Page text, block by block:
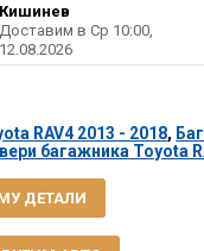
Кишинев
Доставим в Ср 10:00,
12.08.2026
RAV4 2013 - 2018,
багажника Toyota
ДЕТАЛИ